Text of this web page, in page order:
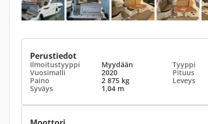
Perustiedot
Ilmoitustyyppi Myydään Tyyppi
Vuosimalli
2020 Pituus
Paino
2 875 kg Leveys
Syväys
1,04 m